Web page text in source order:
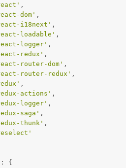
,
dom' ,
i18next' ,
loadable' ,
logger' ,
redux' ,
router-dom' ,
router-redux' ,
,
actions' ,
logger' ,
saga' ,
thunk' ,
{